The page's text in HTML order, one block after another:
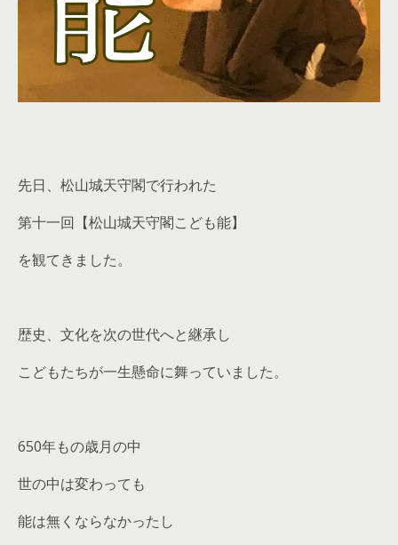
先日、松山城天守閣で行われた
第十一回【松山城天守閣こども能】
を観てきました。
歴史、文化を次の世代へと継承し
こどもたちが一生懸命に舞っていました。
650年もの歳月の中
世の中は変わっても
能は無くならなかったし